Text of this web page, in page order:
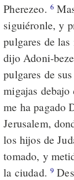
Pherezeo. 6
siguiéronle, y
pulgares de
dijo Adoni-
pulgares de
migajas
me ha pagado
Jerusalem,
los hijos de
tomado, y
la ciudad. 9